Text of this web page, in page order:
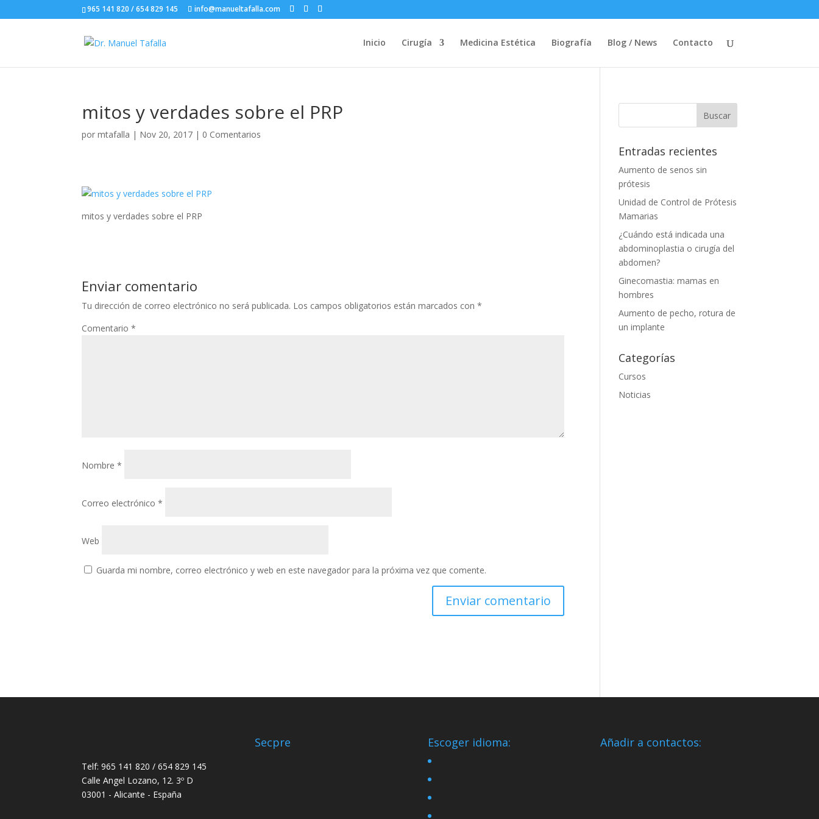
965 141 820 / 654 829 145 info@manueltafalla.com
Inicio Cirugía Medicina Estética Biografía Blog / News Contacto
mitos y verdades sobre el PRP
pormtafalla | Nov 20, 2017 | 0 Comentarios
mitos y verdades sobre el PRP
Enviar comentario
Tu dirección de correo electrónico no será publicada. Los campos obligatorios están marcados con*
Comentario*
Nombre*
Correo electrónico*
Web
Guarda mi nombre, correo electrónico y web en este navegador para la próxima vez que comente.
Entradas recientes
Aumento de senos sin
prótesis
Unidad de Control de Prótesis
Mamarias
¿Cuándo está indicada una
abdominoplastia o cirugía del
abdomen?
Ginecomastia: mamas en
hombres
Aumento de pecho, rotura de
un implante
Categorías
Cursos
Noticias
Telf: 965 141 820 / 654 829 145
Calle Angel Lozano, 12. 3º D
03001 - Alicante - España
Secpre Escoger idioma: Añadir a contactos: